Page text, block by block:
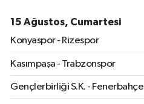
15 Ağustos, Cumartesi
Konyaspor - Rizespor
Kasımpaşa - Trabzonspor
Gençlerbirliği S.K. - Fenerbahçe